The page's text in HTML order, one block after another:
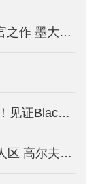
Encompass | Frasers Carlton区收官之作 墨大学区房-墨尔本新楼盘发售
西悉尼Fairwater中央公园别墅入伙！见证Blacktown大不同！少量现房限时优惠！
Strathfield 悉尼CBD15公里传统富人区 高尔夫中的别墅-悉尼新房产出售中